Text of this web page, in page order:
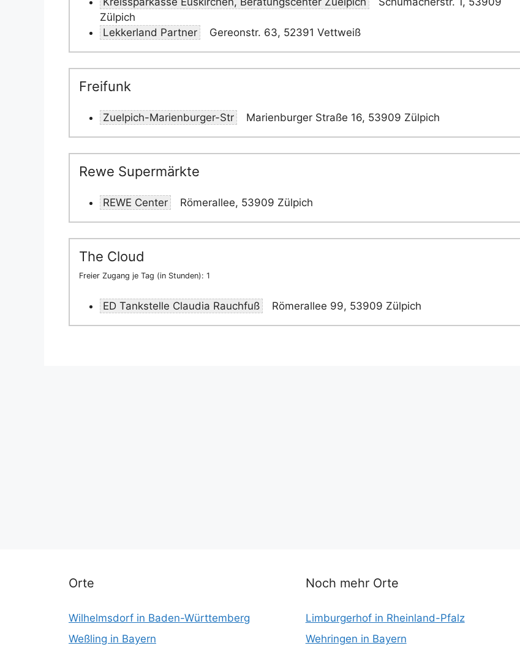
Zülpich
Lekkerland Partner
Gereonstr. 63, 52391 Vettweiß
Freifunk
Zuelpich-Marienburger-Str Marienburger Straße 16, 53909 Zülpich
Rewe Supermärkte
REWE Center Römerallee, 53909 Zülpich
The Cloud
Freier Zugang je Tag (in Stunden): 1
ED Tankstelle Claudia Rauchfuß Römerallee 99, 53909 Zülpich
Orte
Wilhelmsdorf in Baden-Württemberg
Weßling in Bayern
Noch mehr Orte
Limburgerhof in Rheinland-Pfalz
Wehringen in Bayern